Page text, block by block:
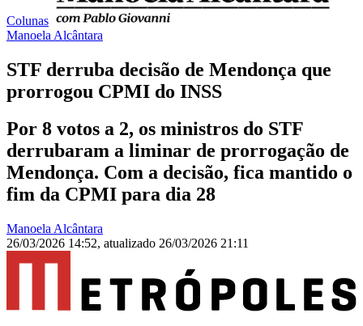
Colunas
Manoela Alcântara
STF derruba decisão de Mendonça que
prorrogou CPMI do INSS
Por 8 votos a 2, os ministros do STF
derrubaram a liminar de prorrogação de
Mendonça. Com a decisão, fica mantido o
fim da CPMI para dia 28
Manoela Alcântara
26/03/2026 14:52, atualizado 26/03/2026 21:11